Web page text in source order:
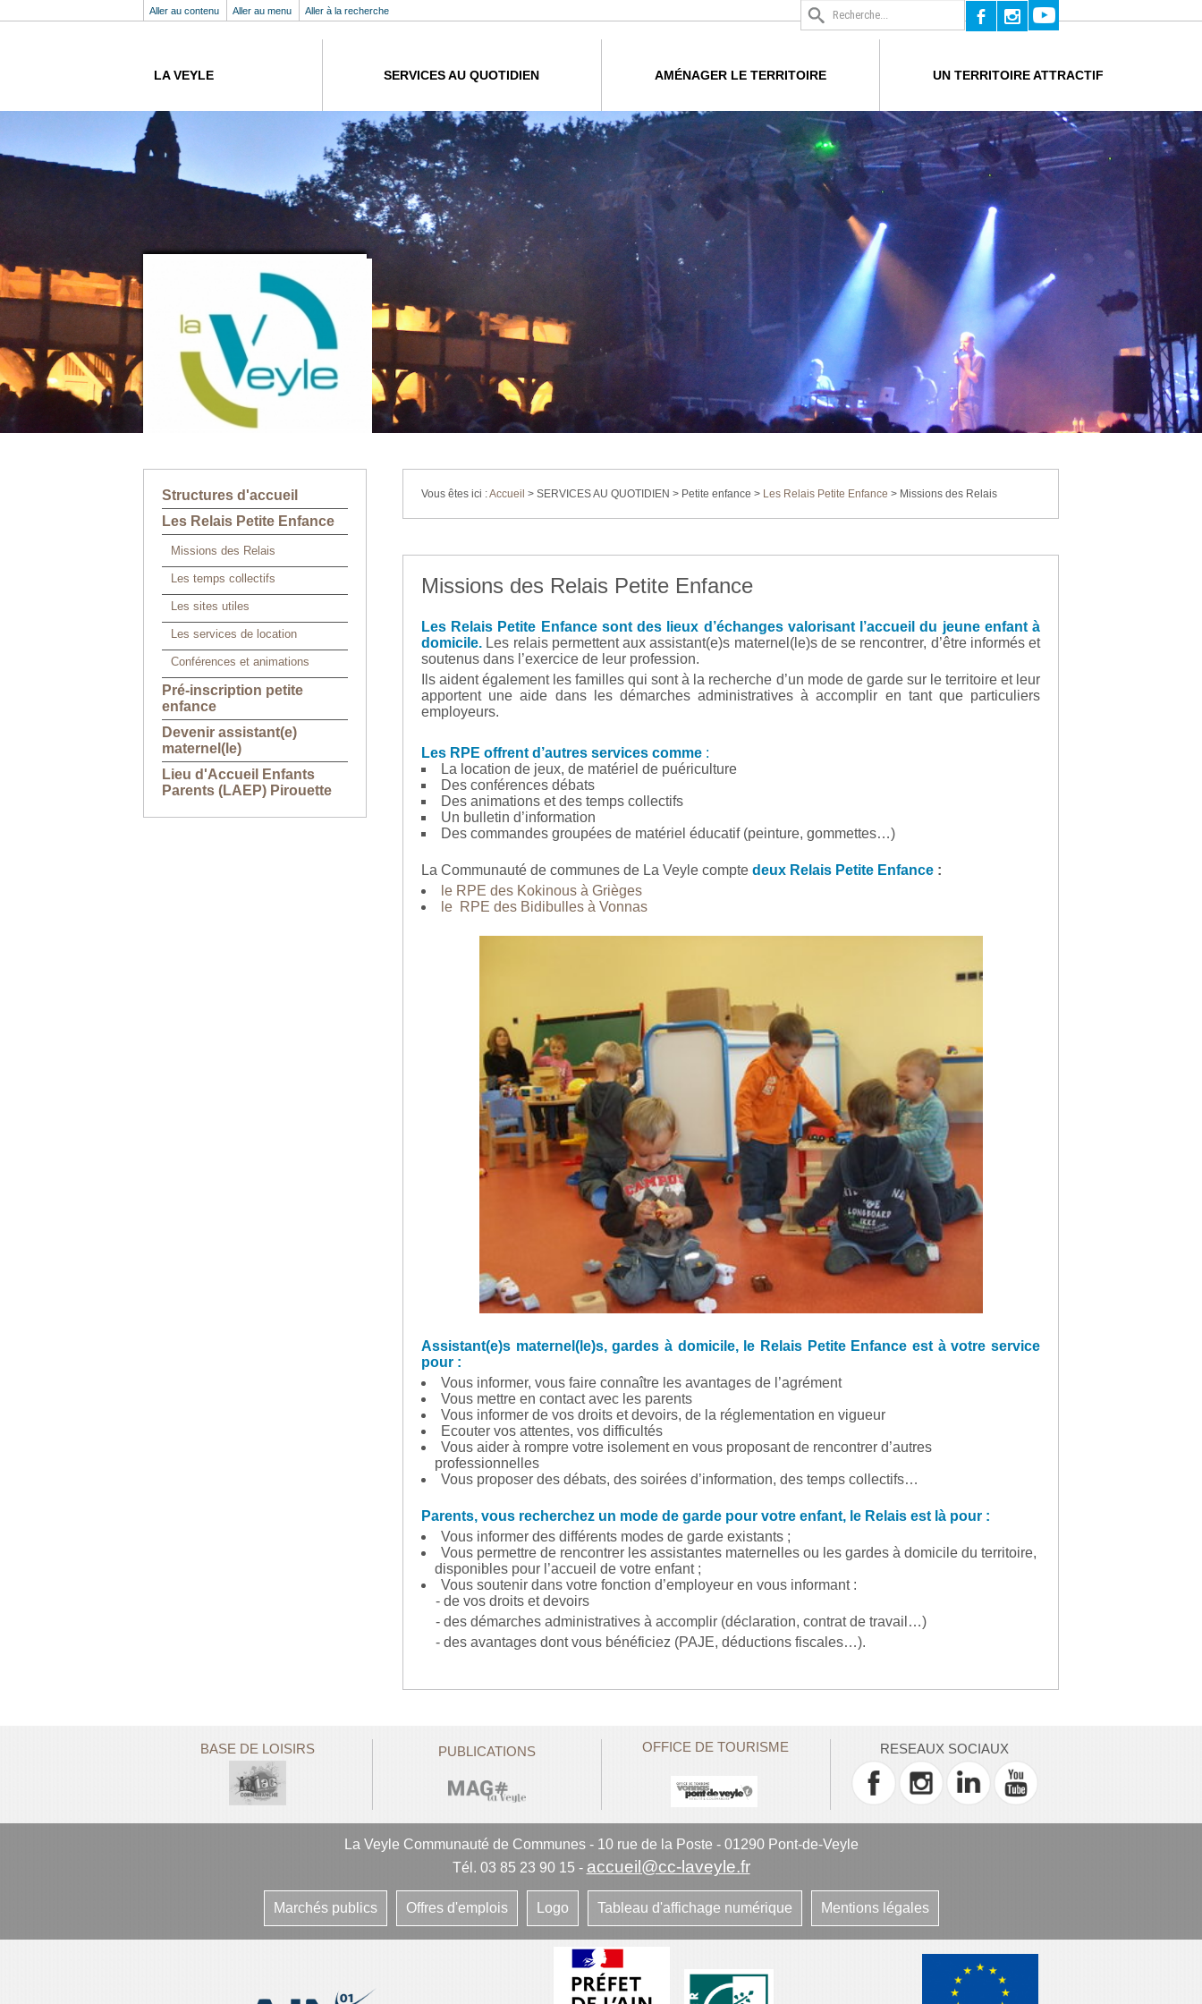
Aller au contenu Aller au menu Aller à la recherche b x
LA VEYLE SERVICES AU QUOTIDIEN AMÉNAGER LE TERRITOIRE UN TERRITOIRE ATTRACTIF
Structures d'accueil
Les Relais Petite Enfance
Missions des Relais
Les temps collectifs
Les sites utiles
Les services de location
Conférences et animations
Pré-inscription petite
enfance
Devenir assistant(e)
maternel(le)
Lieu d'Accueil Enfants
Parents (LAEP) Pirouette
Vous êtes ici :Accueil > SERVICES AU QUOTIDIEN > Petite enfance > Les Relais Petite Enfance > Missions des Relais
Missions des Relais Petite Enfance
Les Relais Petite Enfance sont des lieux d’échanges valorisant l’accueil du jeune enfant à
domicile. Les relais permettent aux assistant(e)s maternel(le)s de se rencontrer, d’être informés et
soutenus dans l’exercice de leur profession.
Ils aident également les familles qui sont à la recherche d’un mode de garde sur le territoire et leur
apportent une aide dans les démarches administratives à accomplir en tant que particuliers
employeurs.
Les RPE offrent d’autres services comme :
La location de jeux, de matériel de puériculture
Des conférences débats
Des animations et des temps collectifs
Un bulletin d’information
Des commandes groupées de matériel éducatif (peinture, gommettes…)
La Communauté de communes de La Veyle compte deux Relais Petite Enfance :
le RPE des Kokinous à Grièges
le RPE des Bidibulles à Vonnas
Assistant(e)s maternel(le)s, gardes à domicile, le Relais Petite Enfance est à votre service
pour :
Vous informer, vous faire connaître les avantages de l’agrément
Vous mettre en contact avec les parents
Vous informer de vos droits et devoirs, de la réglementation en vigueur
Ecouter vos attentes, vos difficultés
Vous aider à rompre votre isolement en vous proposant de rencontrer d’autres
professionnelles
Vous proposer des débats, des soirées d’information, des temps collectifs…
Parents, vous recherchez un mode de garde pour votre enfant, le Relais est là pour :
Vous informer des différents modes de garde existants ;
Vous permettre de rencontrer les assistantes maternelles ou les gardes à domicile du territoire,
disponibles pour l’accueil de votre enfant ;
Vous soutenir dans votre fonction d’employeur en vous informant :
- de vos droits et devoirs
- des démarches administratives à accomplir (déclaration, contrat de travail…)
- des avantages dont vous bénéficiez (PAJE, déductions fiscales…).
BASE DE LOISIRS PUBLICATIONS OFFICE DE TOURISME RESEAUX SOCIAUX
La Veyle Communauté de Communes- 10 rue de la Poste - 01290 Pont-de-Veyle
Tél. 03 85 23 90 15 - accueil@cc-laveyle.fr
Marchés publics Offres d'emplois Logo Tableau d'affichage numérique Mentions légales